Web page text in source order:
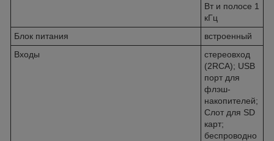
Вт и полосе 1
кГц
Блок питания
встроенный
Входы
стереовход
(2RCA); USB
порт для
флэш-
накопителей;
Слот для SD
карт;
беспроводно